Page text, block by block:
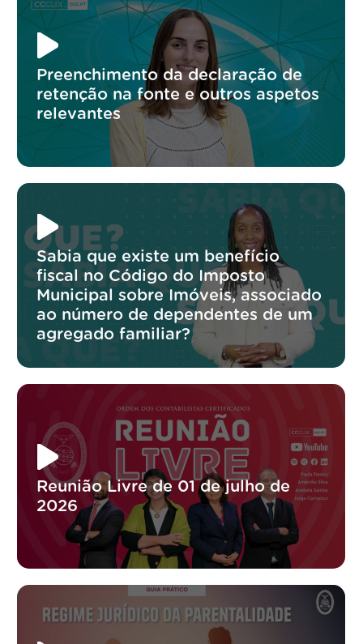
Preenchimento da declaração de
retenção na fonte e outros aspetos
relevantes
Sabia que existe um benefício
fiscal no Código do Imposto
Municipal sobre Imóveis, associado
ao número de dependentes de um
agregado familiar?
Reunião Livre de 01 de julho de
2026